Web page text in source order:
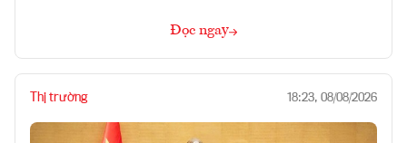
Đọc ngay
Thị trường 18:23, 08/08/2026